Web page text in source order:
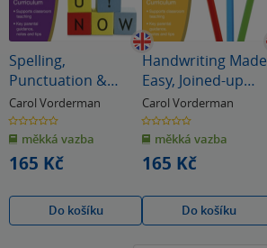
Spelling,
Punctuation &
Grammar Made
Easy, Ages 5-7 (Key
Stage 1)
Carol Vorderman
0.0
z
5
hvězdiček
měkká vazba
165 Kč
Do košíku
Handwriting Made
Easy, Joined-up
Writing, Ages 5-7
(Key Stage 1)
Carol Vorderman
0.0
z
5
hvězdiček
měkká vazba
165 Kč
Do košíku